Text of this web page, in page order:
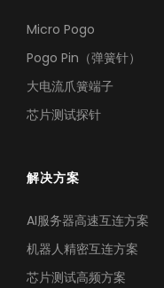
Micro Pogo
Pogo Pin（弹簧针）
大电流爪簧端子
芯片测试探针
解决方案
AI服务器高速互连方案
机器人精密互连方案
芯片测试高频方案